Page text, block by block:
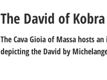
The David of
The Cava Gioia of Massa hosts
depicting the David by